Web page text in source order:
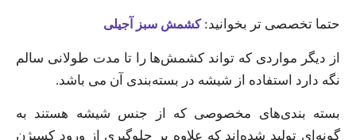
حتما تخصصی تر بخوانید:کشمش سبز آجیلی
از دیگر مواردی که تواند کشمش‌ها را تا مدت طولانی سالم
نگه دارد استفاده از شیشه در بسته‌بندی آن می‌ باشد.
بسته‌ بندی‌های مخصوصی که از جنس شیشه هستند به
گونه‌ای تولید شده‌اند که علاوه بر جلوگیری از ورود کسیژن